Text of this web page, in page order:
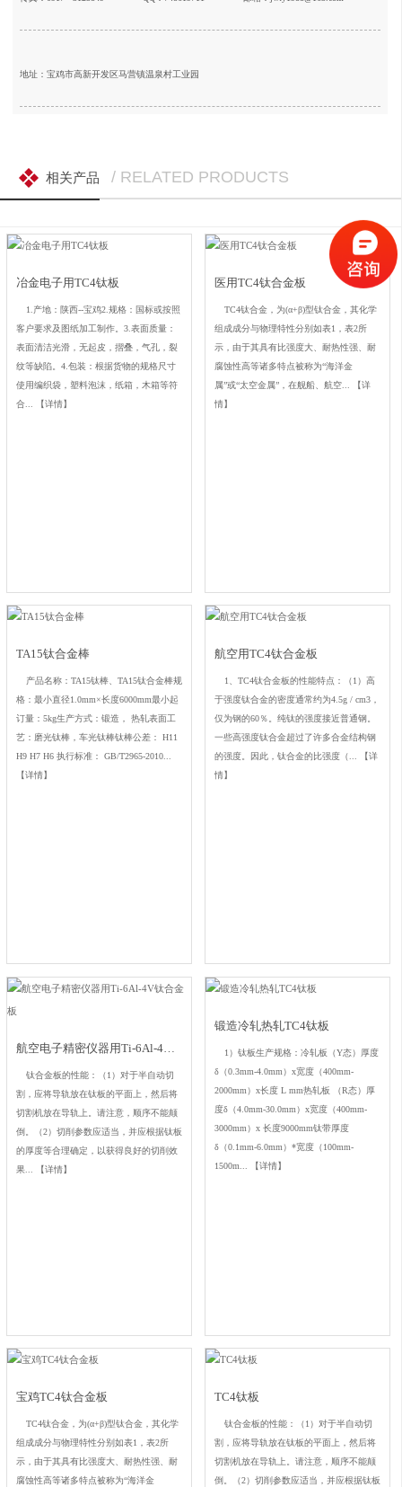
地址：宝鸡市高新开发区马营镇温泉村工业园
相关产品 / RELATED PRODUCTS
冶金电子用TC4钛板
1.产地：陕西--宝鸡2.规格：国标或按照
客户要求及图纸加工制作。3.表面质量：
表面清洁光滑，无起皮，摺叠，气孔，裂
纹等缺陷。4.包装：根据货物的规格尺寸
使用编织袋，塑料泡沫，纸箱，木箱等符
合...
【详情】
医用TC4钛合金板
TC4钛合金，为(α+β)型钛合金，其化学
组成成分与物理特性分别如表1，表2所
示，由于其具有比强度大、耐热性强、耐
腐蚀性高等诸多特点被称为“海洋金
属”或“太空金属”，在舰船、航空...
【详
情】
TA15钛合金棒
产品名称：TA15钛棒、TA15钛合金棒规
格：最小直径1.0mm×长度6000mm最小起
订量：5kg生产方式：锻造， 热轧表面工
艺：磨光钛棒，车光钛棒钛棒公差： H11
H9 H7 H6 执行标准： GB/T2965-2010...
【详情】
航空用TC4钛合金板
1、TC4钛合金板的性能特点：（1）高
于强度钛合金的密度通常约为4.5g / cm3，
仅为钢的60％。纯钛的强度接近普通钢。
一些高强度钛合金超过了许多合金结构钢
的强度。因此，钛合金的比强度（...
【详
情】
航空电子精密仪器用Ti-6Al-4V钛合金板
钛合金板的性能：（1）对于半自动切
割，应将导轨放在钛板的平面上，然后将
切割机放在导轨上。请注意，顺序不能颠
倒。（2）切削参数应适当，并应根据钛板
的厚度等合理确定，以获得良好的切削效
果...
【详情】
锻造冷轧热轧TC4钛板
1）钛板生产规格：冷轧板（Y态）厚度
δ（0.3mm-4.0mm）x宽度（400mm-
2000mm）x长度 L mm热轧板 （R态）厚
度δ（4.0mm-30.0mm）x宽度（400mm-
3000mm）x 长度9000mm钛带厚度
δ（0.1mm-6.0mm）*宽度（100mm-
1500m...
【详情】
宝鸡TC4钛合金板
TC4钛合金，为(α+β)型钛合金，其化学
组成成分与物理特性分别如表1，表2所
示，由于其具有比强度大、耐热性强、耐
腐蚀性高等诸多特点被称为“海洋金
TC4钛板
钛合金板的性能：（1）对于半自动切
割，应将导轨放在钛板的平面上，然后将
切割机放在导轨上。请注意，顺序不能颠
倒。（2）切削参数应适当，并应根据钛板